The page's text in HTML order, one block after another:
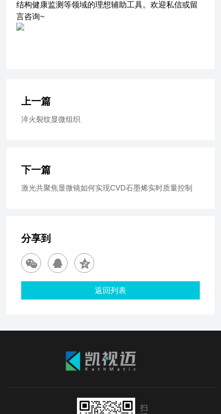
结构健康监测等领域的理想辅助工具。欢迎私信或留
言咨询~
上一篇
淬火裂纹显微组织
下一篇
激光共聚焦显微镜如何实现CVD石墨烯实时质量控制
分享到
返回列表
扫